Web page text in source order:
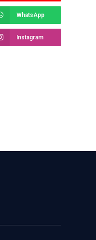
WhatsApp
Instagram